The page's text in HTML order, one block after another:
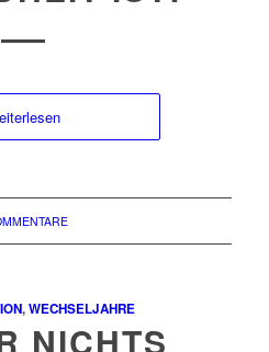
,WECHSELJAHRE
NICHTS